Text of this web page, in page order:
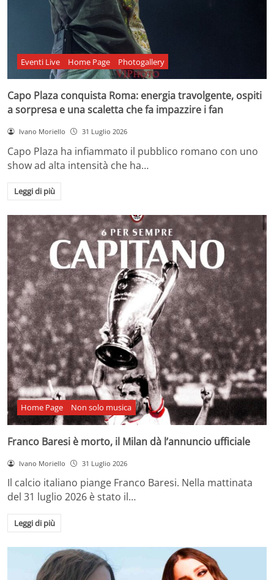
Eventi Live Home Page Photogallery
Capo Plaza conquista Roma: energia travolgente, ospiti
a sorpresa e una scaletta che fa impazzire i fan
Ivano Moriello 31 Luglio 2026
Capo Plaza ha infiammato il pubblico romano con uno
show ad alta intensità che ha…
Leggi di più
Home Page Non solo musica
Franco Baresi è morto, il Milan dà l’annuncio ufficiale
Ivano Moriello 31 Luglio 2026
Il calcio italiano piange Franco Baresi. Nella mattinata
del 31 luglio 2026 è stato il…
Leggi di più